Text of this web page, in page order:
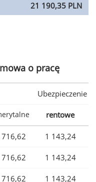
21 190,35 PLN
o pracę
Ubezpieczenie
rentowe
716,62 1 143,24
716,62 1 143,24
716,62 1 143,24